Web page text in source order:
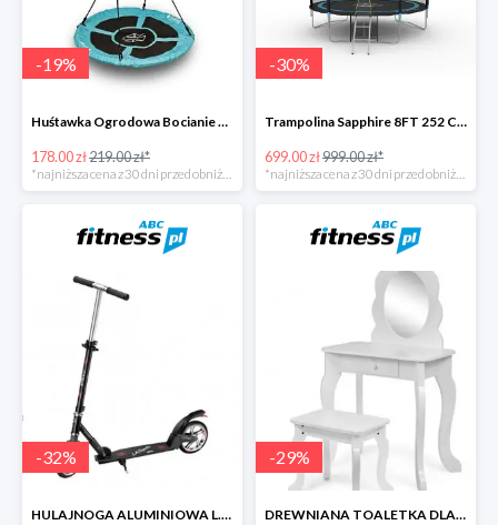
-19%
Huśtawka Ogrodowa Bocianie Gniazdo Sapphire -19%
178.00 zł219.00 zł*
-30%
Trampolina Sapphire 8FT 252 Cm + GRATISY -30%
699.00 zł999.00 zł*
-32%
HULAJNOGA ALUMINIOWA L.A. SPORTS SWIFT ZE STOPKĄ -141zł
-29%
DREWNIANA TOALETKA DLA DZIEWCZYNKI